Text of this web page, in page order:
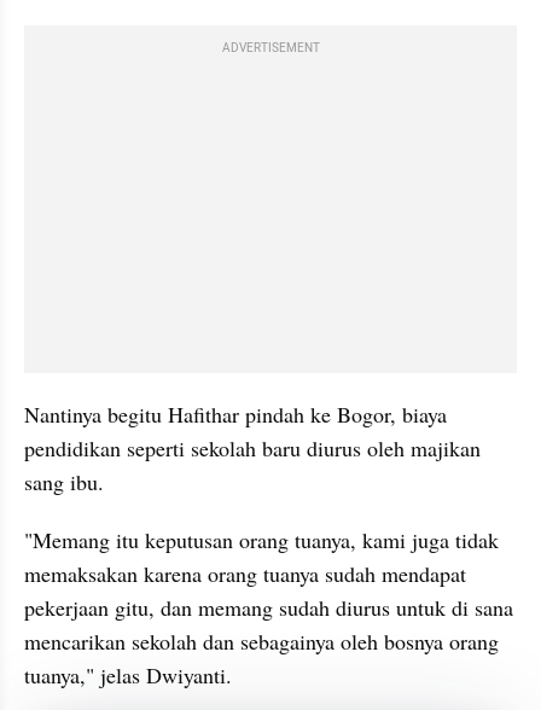
ADVERTISEMENT
Nantinya begitu Hafithar pindah ke Bogor, biaya
pendidikan seperti sekolah baru diurus oleh majikan
sang ibu.
"Memang itu keputusan orang tuanya, kami juga tidak
memaksakan karena orang tuanya sudah mendapat
pekerjaan gitu, dan memang sudah diurus untuk di sana
mencarikan sekolah dan sebagainya oleh bosnya orang
tuanya," jelas Dwiyanti.